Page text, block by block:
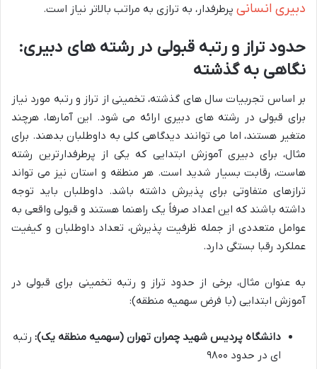
دبیری انسانی پرطرفدار، به ترازی به مراتب بالاتر نیاز است.
حدود تراز و رتبه قبولی در رشته های دبیری:
نگاهی به گذشته
بر اساس تجربیات سال های گذشته، تخمینی از تراز و رتبه مورد نیاز
برای قبولی در رشته های دبیری ارائه می شود. این آمارها، هرچند
متغیر هستند، اما می توانند دیدگاهی کلی به داوطلبان بدهند. برای
مثال، برای دبیری آموزش ابتدایی که یکی از پرطرفدارترین رشته
هاست، رقابت بسیار شدید است. هر منطقه و استان نیز می تواند
ترازهای متفاوتی برای پذیرش داشته باشد. داوطلبان باید توجه
داشته باشند که این اعداد صرفاً یک راهنما هستند و قبولی واقعی به
عوامل متعددی از جمله ظرفیت پذیرش، تعداد داوطلبان و کیفیت
عملکرد رقبا بستگی دارد.
به عنوان مثال، برخی از حدود تراز و رتبه تخمینی برای قبولی در
آموزش ابتدایی (با فرض سهمیه منطقه):
دانشگاه پردیس شهید چمران تهران (سهمیه منطقه یک): رتبه
ای در حدود ۹۸۰۰